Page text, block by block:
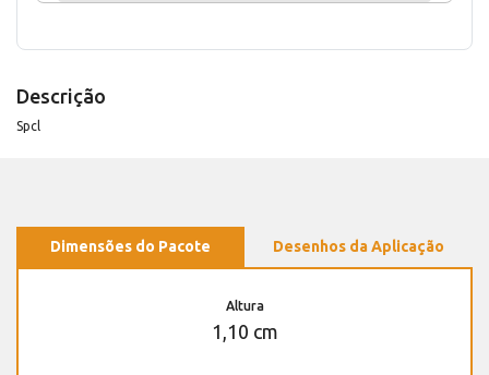
Descrição
Spcl
Dimensões do Pacote Desenhos da Aplicação
Altura
1,10 cm